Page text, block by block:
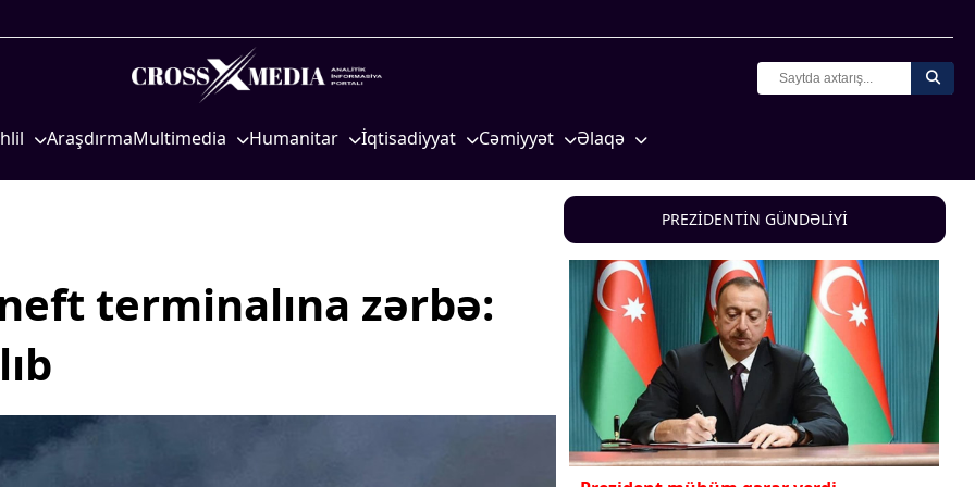
AraşdırmaMultimedia Humanitar
Mədəniyyətimizin Zəfəri
İqtisadiyyat
Kənd təsərrüfatı
nəqliyyat
Cəmiyyət
Məhkəmə və hüquq
Zəfər - 5
Gənclər və İdman
Əlaqə
terminalına zərbə:
PREZİDENTİN GÜNDƏLİYİ